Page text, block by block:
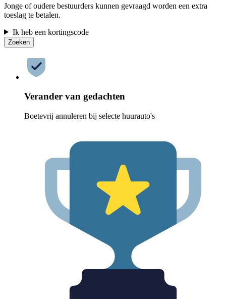
Jonge of oudere bestuurders kunnen gevraagd worden een extra
toeslag te betalen.
Ik heb een kortingscode
Zoeken
Verander van gedachten
Boetevrij annuleren bij selecte huurauto's